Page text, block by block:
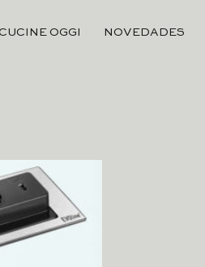
OGGI NOVEDADES